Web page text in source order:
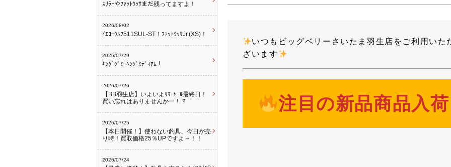
いつもビッグベリーさいたま羽生店をご利用いた
ざいます
注目の新品商品入
ｽﾘﾗｰやﾌｧｯﾄｳｯｻまだ残ってますよ！
2026/08/02
ｲｴﾛｰｳﾙﾌ511SUL-ST！ﾌｧｯﾄｳｯｻJr.(XS)！
2026/07/29
ｷﾝｸﾞｼﾞﾐｰﾍﾝｼﾞﾐﾃﾞｨｱﾑ！
2026/07/26
【BB羽生店】いよいよｻﾏｰｾｰﾙ最終日！
買い忘れはありませんかー！？
2026/07/25
【本日開催！】使わない釣具、今日が売
り時！買取価格25％UPですよ～！！
2026/07/24